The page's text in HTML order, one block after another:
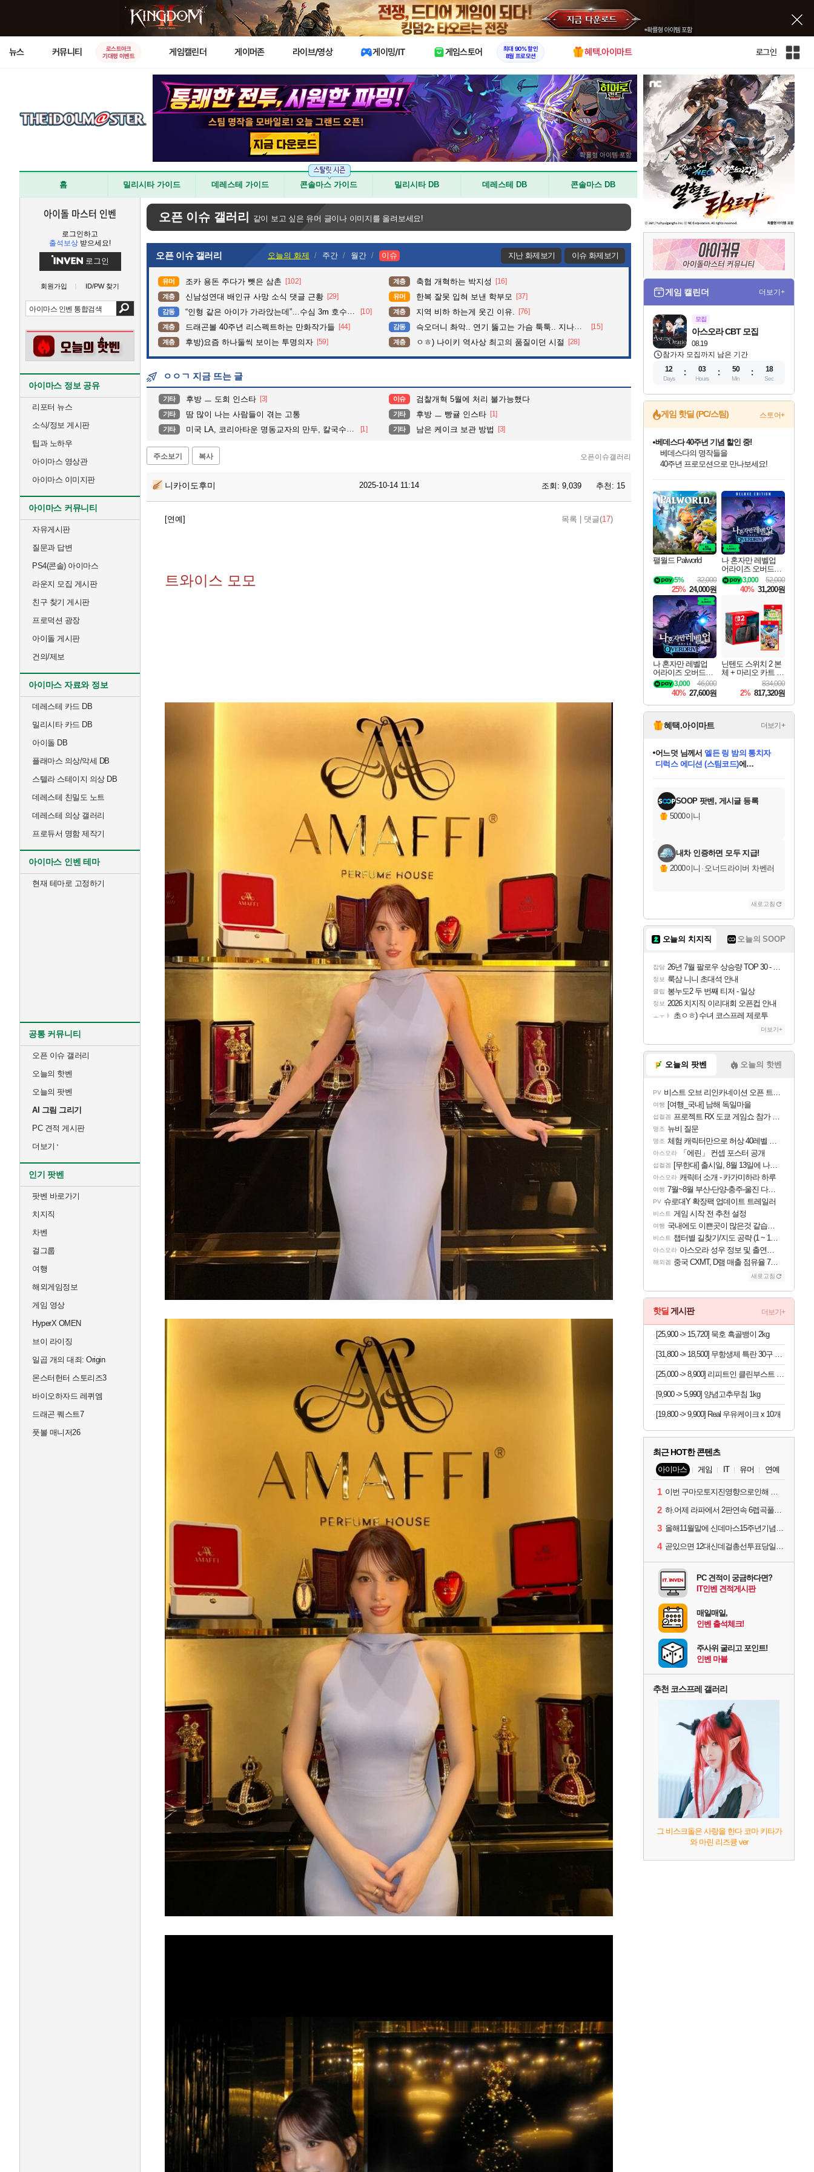
X
뉴스 커뮤니티
로스트아크
기대평 이벤트
게임캘린더 게이머존 라이브/영상 게이밍/IT 게임스토어
최대 90% 할인
8월 프로모션
혜택.아이마트 로그인
인
전
체
사
이
트
홈 밀리시타 가이드 데레스테 가이드 콘솔마스 가이드 밀리시타 DB 데레스테 DB 콘솔마스 DB
아이돌 마스터 인벤
로그인하고
출석보상 받으세요!
로그인
회원가입 ID/PW 찾기
아이마스 정보 공유
리포터 뉴스
소식/정보 게시판
팁과 노하우
아이마스 영상관
아이마스 이미지판
아이마스 커뮤니티
자유게시판
질문과 답변
PS4(콘솔) 아이마스
라운지 모집 게시판
친구 찾기 게시판
프로덕션 광장
아이돌 게시판
건의/제보
아이마스 자료와 정보
데레스테 카드 DB
밀리시타 카드 DB
아이돌 DB
플래마스 의상/악세 DB
스텔라 스테이지 의상 DB
데레스테 친밀도 노트
데레스테 의상 갤러리
프로듀서 명함 제작기
아이마스 인벤 테마
현재 테마로 고정하기
공통 커뮤니티
오픈 이슈 갤러리
오늘의 핫벤
오늘의 팟벤
AI 그림 그리기
PC 견적 게시판
더보기
인기 팟벤
팟벤 바로가기
치지직
차벤
걸그룹
여행
해외게임정보
게임 영상
HyperX OMEN
브이 라이징
일곱 개의 대죄: Origin
몬스터헌터 스토리즈3
바이오하자드 레퀴엠
드래곤 퀘스트7
풋볼 매니저26
오픈 이슈 갤러리 같이 보고 싶은 유머 글이나 이미지를 올려보세요!
오픈 이슈 갤러리 오늘의 화제 주간 월간 이슈 지난 화제보기 이슈 화제보기
유머 조카 용돈 주다가 뺏은 삼촌 [102] 계층 축협 개혁하는 박지성 [16]
계층 신남성연대 배인규 사망 소식 댓글 근황 [29] 유머 한복 잘못 입혀 보낸 학부모 [37]
감동 “인형 같은 아이가 가라앉는데”…수심 3m 호수 뛰어든 60대 의인 [10] 계층 지역 비하 하는게 웃긴 이유. [76]
계층 드래곤볼 40주년 리스펙트하는 만화작가들 [44] 감동 슥오더니 촤악.. 연기 뚫고는 가슴 툭툭.. 지나가던 아재의 정체 [15]
계층 후방)요즘 하나둘씩 보이는 투명의자 [59] 계층 ㅇㅎ) 나이키 역사상 최고의 품질이던 시절 [28]
ㅇㅇㄱ 지금 뜨는 글
기타 후방 ㅡ 도희 인스타 [3] 이슈 검찰개혁 5월에 처리 불가능했다
기타 땀 많이 나는 사람들이 겪는 고통 기타 후방 ㅡ 빵귤 인스타 [1]
기타 미국 LA, 코리아타운 명동교자의 만두, 칼국수, 콩국수 [1] 기타 남은 케이크 보관 방법 [3]
주소보기 복사 오픈이슈갤러리
니카이도후미 2025-10-14 11:14 조회: 9,039 추천: 15
[연예] 목록 댓글(17)
트와이스 모모
게임 캘린더 더보기+
모집
08.19
아스오라 CBT 모집
참가자 모집까지 남은 기간
12
Days
03
Hours
50
Min
16
Sec
게임 핫딜 (PC/스팀) 스토어+
최대 90% 할인가를 만나보세요!
네이버혜택과 함께 만나보세요!
50%할인&추가 적립까지!
이니&베니 혜택까지!
네이버 혜택가와 함께 예약하세요!
할인&네이버혜택으로 만나보세요!
네이버페이 혜택과 만나보세요!
40주년 프로모션으로 만나보세요!
마블 투혼 파이팅 소울즈 예약 판매 중!
마블 히어로 총 출동&화려한 격투!
네이버 포인트 혜택까지!
할인가에 만나보세요!
일부 에디션 상시 할인!
혜택으로 예약 판매 중
편안하게 충전하세요
팰월드 Palworld
32,000
5%
25% 24,000원
나 혼자만 레벨업
어라이즈 오버드라
이브 디럭스 에디션
Solo Leveling Arise
Overdrive Deluxe Edi
52,000
3,000
40% 31,200원
나 혼자만 레벨업
어라이즈 오버드라
이브 Solo Leveling A
rise
46,000
3,000
40% 27,600원
닌텐도 스위치 2 본
체 + 마리오 카트 월
드 + 포켓몬 포코피
아 번들
834,000
2% 817,320원
혜택.아이마트 더보기+
당첨되셨습니다.
당첨되셨습니다.
어느덧 님께서엘든 링 밤의 통치자
디럭스 에디션 (스팀코드)에
당첨되셨습니다.
에디션 (스팀코드) 를 교환.
당첨되셨습니다.
당첨되셨습니다.
당첨되셨습니다.
당첨되셨습니다.
SOOP 팟벤, 게시글 등록
5000이니
내차 인증하면 모두 지급!
2000이니 · 오너드라이버 차벤러
새로고침
오늘의 치지직 오늘의 SOOP
잡담 26년 7월 팔로우 상승량 TOP 30 - 월간 치지직
정보 룩삼 니니 초대석 안내
클립 봉누도2 두 번째 티저 - 일상
정보 2026 치지직 이리대회 오픈컵 안내
ㅗㅜㅑ 초ㅇㅎ) 수녀 코스프레 제로투
더보기+
오늘의 팟벤 오늘의 핫벤
PV 비스트 오브 리인카네이션 오픈 트레일러
여행 [여행_국내] 남해 독일마을
섭컬겜 프로젝트 RX 도쿄 게임쇼 참가 결정
명조 뉴비 질문
명조 체험 캐릭터만으로 허상 40레벨 하이와티아 5분 컷!｜에이메스·린네·모니에 명함
아스오라 「에린」 컨셉 포스터 공개
섭컬겜 [무한대] 출시일, 8월 13일에 나오나
아스오라 캐릭터 소개 - 카가미하라 하루
여행 7월~8월 부산-단양-충주-울진 다녀왔어요~
PV 슈로대Y 확장팩 업데이트 트레일러
비스트 게임 시작 전 추천 설정
여행 국내에도 이쁜곳이 많은것 같습니다
비스트 챕터별 길찾기/지도 공략 (1 ~ 12장)
아스오라 아스오라 성우 정보 및 출연작 모음
해외겜 중국 CXMT, D램 매출 점유율 7%…글로벌 4위로 부상
새로고침
핫딜 게시판 더보기+
[25,900 -> 15,720] 묵호 흑골뱅이 2kg
[31,800 -> 18,500] 무항생제 특란 30구 x 2세트
[25,000 -> 8,900] 리피트인 클린부스트 주방세제 1L x 2개
[9,900 -> 5,990] 양념고추무침 1kg
[19,800 -> 9,900] Real 우유케이크 x 10개
최근 HOT한 콘텐츠
아이마스 게임 IT 유머 연예
1 이번 구마모토지진영향으로인해 아이돌 커뮤니케이션 매일 게시물이 중단된다고하네요ㅠ
2 하.어제 라파에서 2판연속 6렙곡풀콤못했네요.
3 올해11월말에 신데마스15주년기념 라이브를 하네요
4 곧있으면 12대신데걸총선투표당일이네요.
PC 견적이 궁금하다면?
IT인벤 견적게시판
매일매일,
인벤 출석체크!
주사위 굴리고 포인트!
인벤 마블
추천 코스프레 갤러리
그 비스크돌은 사랑을 한다 코마 키타가
와 마린 리즈큥 ver